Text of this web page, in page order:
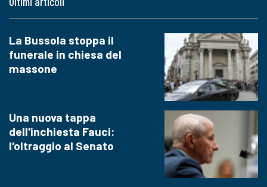
La Bussola stoppa il
funerale in chiesa del
massone
Una nuova tappa
dell'inchiesta Fauci:
l'oltraggio al Senato